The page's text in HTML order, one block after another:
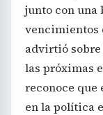
junto con una
vencimientos
advirtió
las próximas
reconoce que
en la política